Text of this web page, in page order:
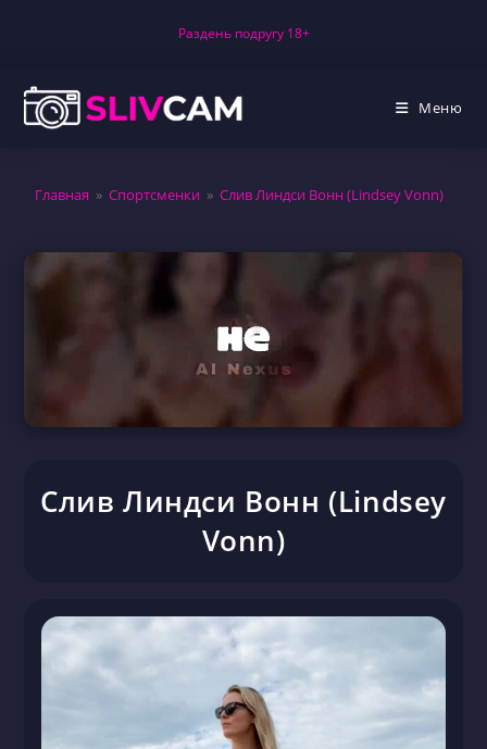
Раздень подругу 18+
Меню
Главная » Спортсменки » Слив Линдси Вонн (Lindsey Vonn)
Слив Линдси Вонн (Lindsey
Vonn)